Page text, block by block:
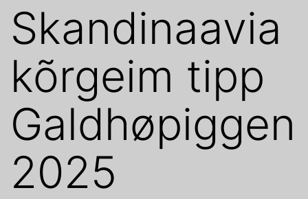
Skandinaavia
kõrgeim tipp
Galdhøpiggen
2025